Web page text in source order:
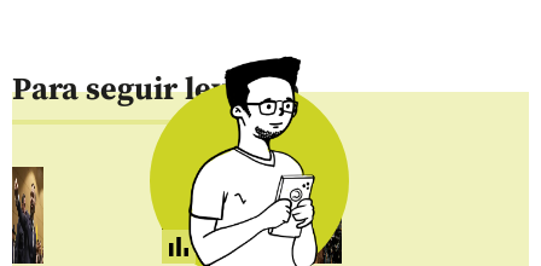
Para seguir leyendo